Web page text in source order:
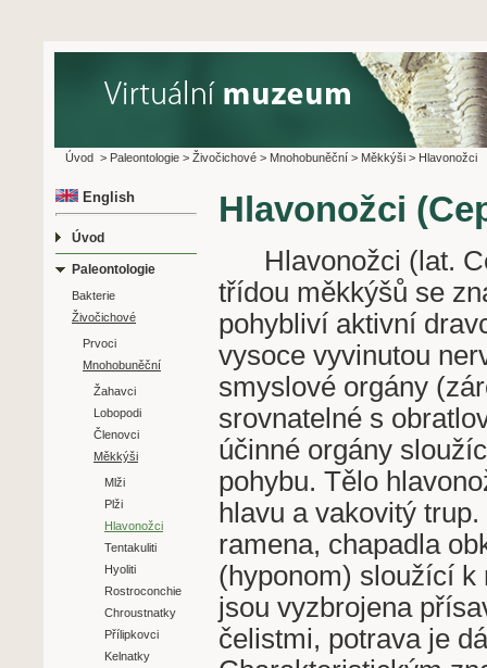
Úvod > Paleontologie > Živočichové > Mnohobuněční > Měkkýši > Hlavonožci
English
Úvod
Paleontologie
Bakterie
Živočichové
Prvoci
Mnohobuněční
Žahavci
Lobopodi
Členovci
Měkkýši
Mlži
Plži
Hlavonožci
Tentakuliti
Hyoliti
Rostroconchie
Chroustnatky
Přílipkovci
Kelnatky
Hlavonožci
Hlavonožci (lat.
třídou měkkýšů se
pohybliví aktivní
vysoce vyvinutou
smyslové orgány
srovnatelné s
účinné orgány
pohybu. Tělo
hlavu a vakovitý
ramena, chapadla
(hyponom) sloužící k
jsou vyzbrojena
čelistmi, potrava je